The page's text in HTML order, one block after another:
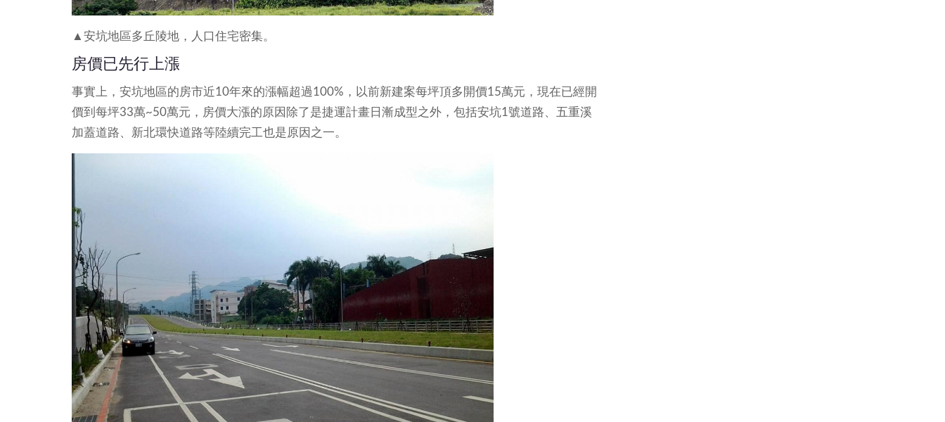
▲安坑地區多丘陵地，人口住宅密集。
房價已先行上漲
事實上，安坑地區的房市近10年來的漲幅超過100%，以前新建案每坪頂多開價15萬元，現在已經開
價到每坪33萬~50萬元，房價大漲的原因除了是捷運計畫日漸成型之外，包括安坑1號道路、五重溪
加蓋道路、新北環快道路等陸續完工也是原因之一。